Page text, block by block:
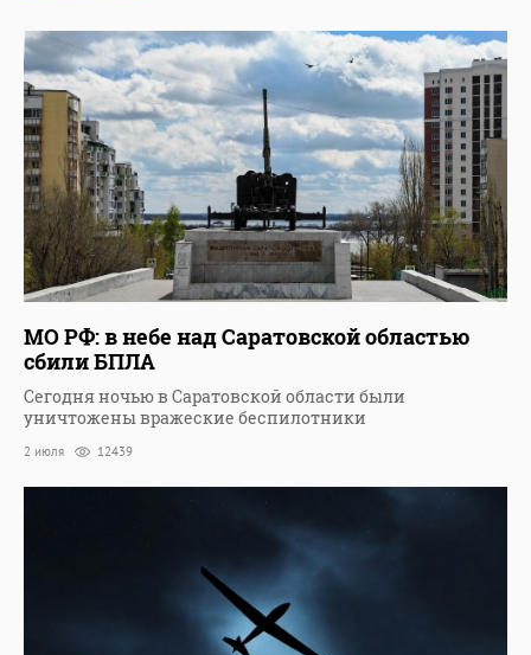
МО РФ: в небе над Саратовской областью
сбили БПЛА
Сегодня ночью в Саратовской области были
уничтожены вражеские беспилотники
2 июля 12439